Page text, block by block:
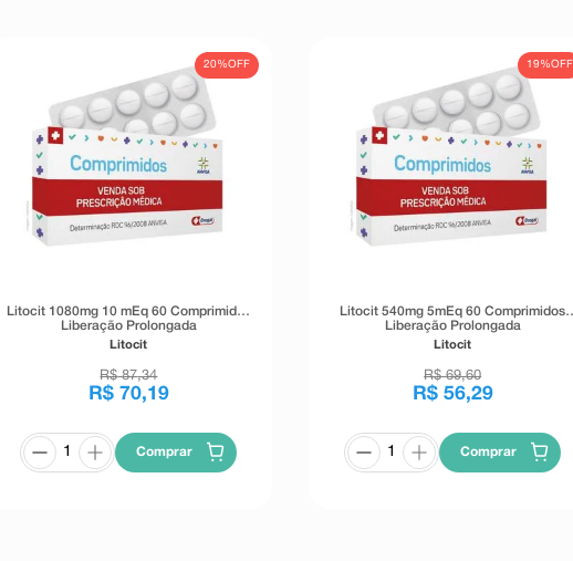
20%OFF
Litocit 1080mg 10 mEq 60 Comprimidos
Liberação Prolongada
Litocit
R$ 87,34
R$ 70,19
Comprar
19%OFF
Litocit 540mg 5mEq 60 Comprimidos
Liberação Prolongada
Litocit
R$ 69,60
R$ 56,29
Comprar